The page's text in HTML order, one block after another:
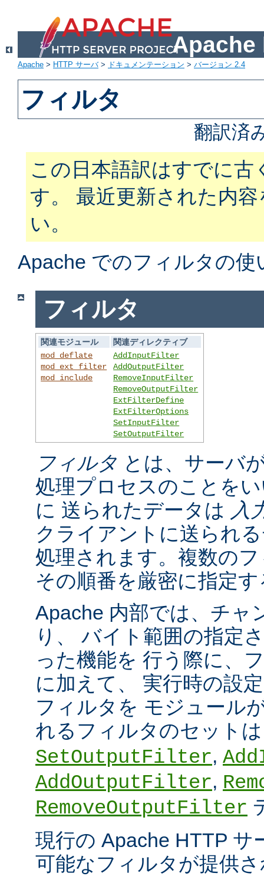
Apache
Apache > HTTP サーバ> ドキュメンテーション > バージョン 2.4
フィルタ
翻訳済
この日本語訳はすでに
す。 最近更新された内
い。
Apache でのフィルタの
フィルタ
関連モジュール
関連ディレクティブ
mod_deflate
mod_ext_filter
mod_include
AddInputFilter
AddOutputFilter
RemoveInputFilter
RemoveOutputFilter
ExtFilterDefine
ExtFilterOptions
SetInputFilter
SetOutputFilter
フィルタ とは、サーバ
処理プロセスのことを
に 送られたデータは 入
クライアントに送られ
処理されます。複数の
その順番を厳密に指定
Apache 内部では、チャ
り、 バイト範囲の指定
った機能を 行う際に、
に加えて、 実行時の設
フィルタを モジュール
れるフィルタのセット
SetOutputFilter,
AddOutputFilter,
RemoveOutputFilter
現行の Apache HTTP サ
可能なフィルタが提供